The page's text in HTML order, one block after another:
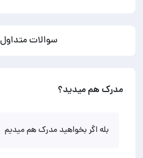
سوالات متداول
مدرک هم میدید؟
بله اگر بخواهید مدرک هم میدیم